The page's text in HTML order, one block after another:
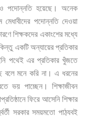
পদোন্নতি হয়েছে।
অনেক
মেধাবীদের পদোন্নতি দেওয়া
শিক্ষকদের একাংশের মধ্যে
একটি অন্যায়ের প্রতিকার
পথেই এর প্রতিকার খুঁজতে
বলে মনে করি না। এ ধরনের
ভয় পাচ্ছেন।
শিক্ষাজীবন
ফিরে আসেনি শিক্ষার
সরকার সময়মতো পাঠ্যবই